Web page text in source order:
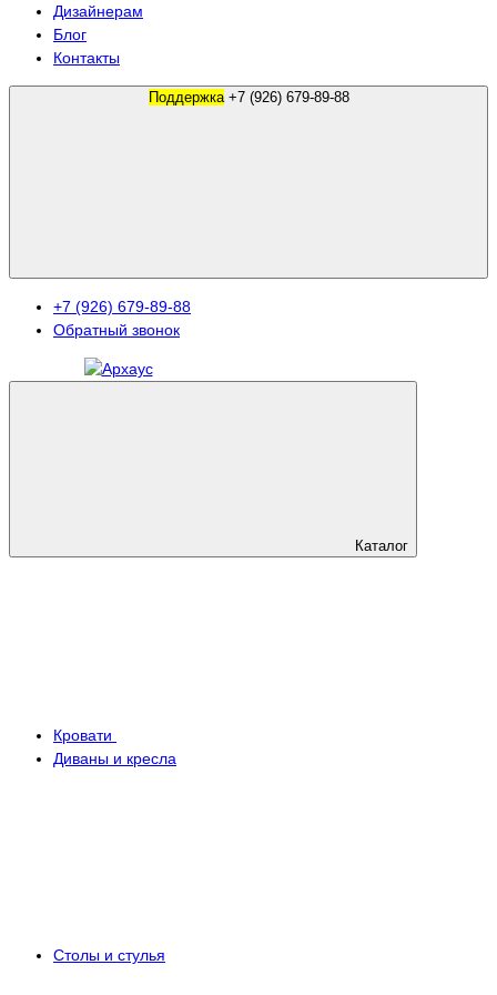
Дизайнерам
Блог
Контакты
Поддержка +7 (926) 679-89-88
+7 (926) 679-89-88
Обратный звонок
Каталог
Кровати
Диваны и кресла
Столы и стулья